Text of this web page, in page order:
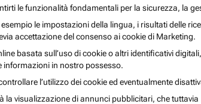
le funzionalità fondamentali per la sicurezza, la
le impostazioni della lingua, i risultati delle
accettazione del consenso ai cookie di Marketing.
basata sull’uso di cookie o altri identificativi
informazioni in nostro possesso.
l’utilizzo dei cookie ed eventualmente
visualizzazione di annunci pubblicitari, che